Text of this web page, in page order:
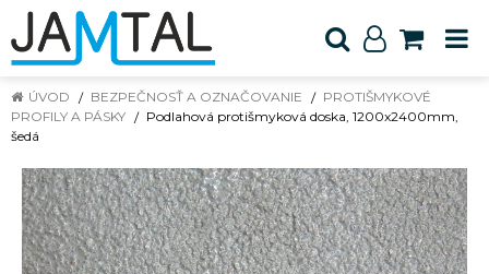
ÚVOD BEZPEČNOSŤ A OZNAČOVANIE
PROTIŠMYKOVÉ
PROFILY A PÁSKY
Podlahová protišmyková doska, 1200x2400mm,
šedá